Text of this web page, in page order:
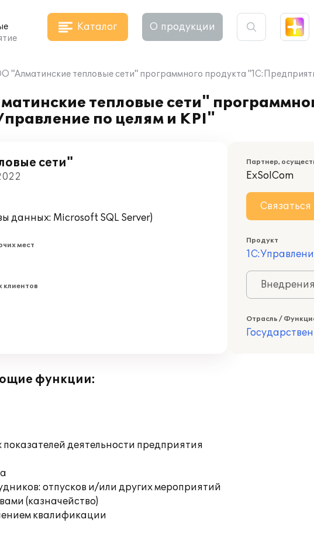
Каталог О продукции
"Алматинские тепловые сети" программного продукта
тепловые сети"
по целям и KPI"
сети"
данных: Microsoft SQL Server)
мест
клиентов
Партнер,
ExSolCom
Связаться
Продукт
Отрасль /
функции:
деятельности предприятия
отпусков и/или других мероприятий
(казначейство)
квалификации